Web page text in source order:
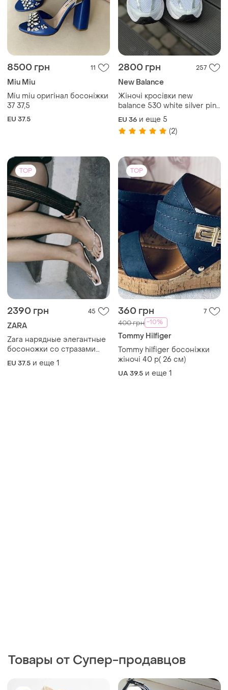
8500 грн 11
Miu Miu
Miu miu оригінал босоніжки
37 37,5
EU 37.5
2800 грн 257
New Balance
Жіночі кросівки new
balance 530 white silver pink
сітка нью беланс 530
женские с розовым
сеточка
EU 36 и еще 5
(2)
TOP
2390 грн 45
ZARA
Zara нарядные элегантные
босоножки со стразами
шикарные босоножки на
каблуке святковi босонiжки
EU 37.5 и еще 1
TOP
360 грн 7
400 грн -10%
Tommy Hilfiger
Tommy hilfiger босоніжки
жіночі 40 р( 26 см)
UA 39.5 и еще 1
Товары от Супер-продавцов